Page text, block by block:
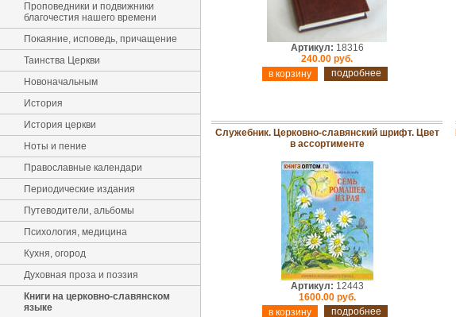
Проповедники и подвижники
благочестия нашего времени
Покаяние, исповедь, причащение
Таинства Церкви
Новоначальным
История
История церкви
Ноты и пение
Православные календари
Периодические издания
Путеводители, альбомы
Психология, медицина
Кухня, огород
Духовная проза и поэзия
Книги на церковно-славянском
языке
Артикул: 18316
240.00 руб.
подробнее
Служебник. Церковно-славянский шрифт. Цвет
в ассортименте
Артикул: 12443
1600.00 руб.
подробнее